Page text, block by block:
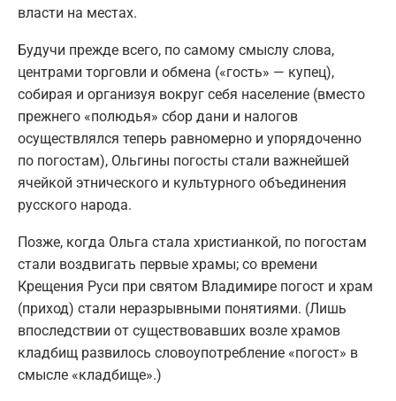
власти на местах.
Будучи прежде всего, по самому смыслу слова,
центрами торговли и обмена («гость» — купец),
собирая и организуя вокруг себя население (вместо
прежнего «полюдья» сбор дани и налогов
осуществлялся теперь равномерно и упорядоченно
по погостам), Ольгины погосты стали важнейшей
ячейкой этнического и культурного объединения
русского народа.
Позже, когда Ольга стала христианкой, по погостам
стали воздвигать первые храмы; со времени
Крещения Руси при святом Владимире погост и храм
(приход) стали неразрывными понятиями. (Лишь
впоследствии от существовавших возле храмов
кладбищ развилось словоупотребление «погост» в
смысле «кладбище».)